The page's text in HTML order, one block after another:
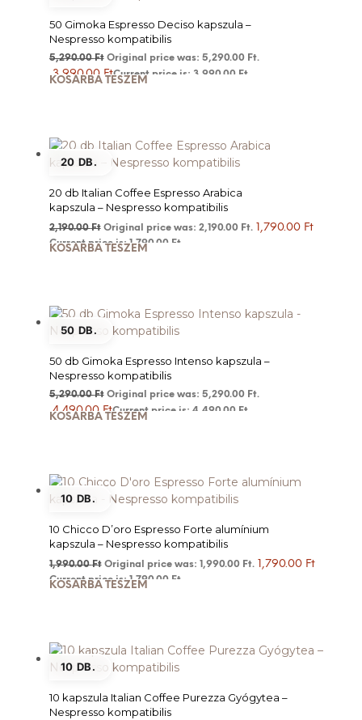
50 Gimoka Espresso Deciso kapszula –
Nespresso kompatibilis
5,290.00Ft Original price was: 5,290.00 Ft.
3,990.00 FtCurrent price is: 3,990.00 Ft.
KOSÁRBA TESZEM
20 DB.
20 db Italian Coffee Espresso Arabica
kapszula – Nespresso kompatibilis
2,190.00Ft Original price was: 2,190.00 Ft. 1,790.00 Ft
Current price is: 1,790.00 Ft.
KOSÁRBA TESZEM
50 DB.
50 db Gimoka Espresso Intenso kapszula –
Nespresso kompatibilis
5,290.00Ft Original price was: 5,290.00 Ft.
4,490.00 FtCurrent price is: 4,490.00 Ft.
KOSÁRBA TESZEM
10 DB.
10 Chicco D’oro Espresso Forte alumínium
kapszula – Nespresso kompatibilis
1,990.00Ft Original price was: 1,990.00 Ft. 1,790.00 Ft
Current price is: 1,790.00 Ft.
KOSÁRBA TESZEM
10 DB.
10 kapszula Italian Coffee Purezza Gyógytea –
Nespresso kompatibilis